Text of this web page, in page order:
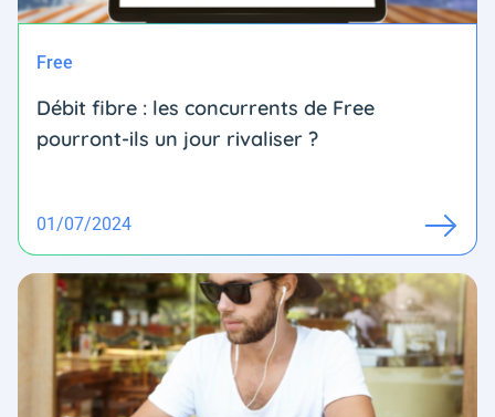
Free
Débit fibre : les concurrents de Free
pourront-ils un jour rivaliser ?
01/07/2024